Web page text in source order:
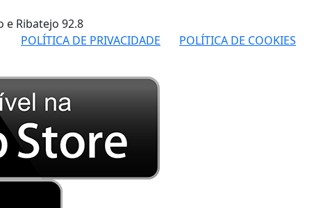
e Ribatejo 92.8
POLÍTICA DE PRIVACIDADE POLÍTICA DE COOKIES